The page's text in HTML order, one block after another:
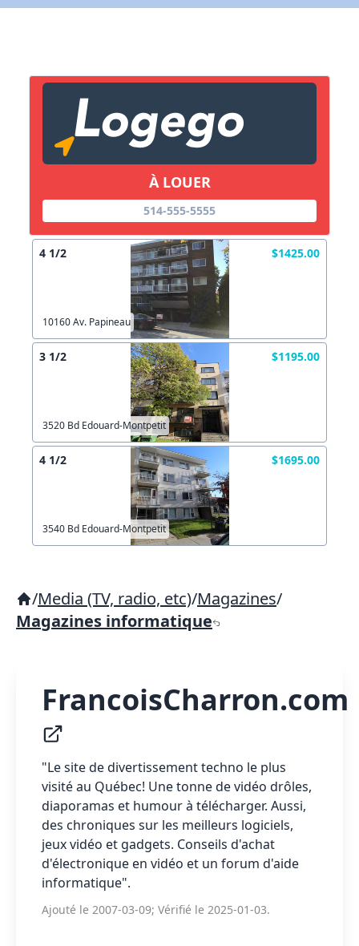
À LOUER
514-555-5555
4 1/2 $1425.00
10160 Av. Papineau
3 1/2 $1195.00
3520 Bd Edouard-Montpetit
4 1/2 $1695.00
3540 Bd Edouard-Montpetit
/Media (TV, radio, etc)/Magazines/
Magazines informatique
FrancoisCharron.com
"Le site de divertissement techno le plus
visité au Québec! Une tonne de vidéo drôles,
diaporamas et humour à télécharger. Aussi,
des chroniques sur les meilleurs logiciels,
jeux vidéo et gadgets. Conseils d'achat
d'électronique en vidéo et un forum d'aide
informatique".
Ajouté le 2007-03-09; Vérifié le 2025-01-03.
Copier lien
X Fermer Envoyez